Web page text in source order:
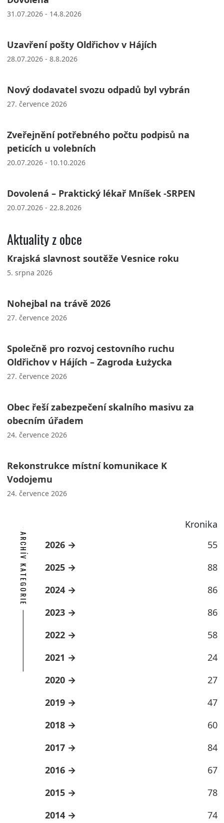
31.07.2026 - 14.8.2026
Uzavření pošty Oldřichov v Hájích
28.07.2026 - 8.8.2026
Nový dodavatel svozu odpadů byl vybrán
27. července 2026
Zveřejnění potřebného počtu podpisů na
peticích u volebních
20.07.2026 - 10.10.2026
Dovolená – Praktický lékař Mníšek -SRPEN
20.07.2026 - 22.8.2026
Aktuality z obce
Krajská slavnost soutěže Vesnice roku
5. srpna 2026
Nohejbal na trávě 2026
27. července 2026
Společně pro rozvoj cestovního ruchu
Oldřichov v Hájích – Zagroda Łużycka
27. července 2026
Obec řeší zabezpečení skalního masivu za
obecním úřadem
24. července 2026
Rekonstrukce místní komunikace K
Vodojemu
24. července 2026
Kronika
ARCHÍV KATEGORIE 2026
55
2025
88
2024
86
2023
86
2022
58
2021
24
2020
27
2019
47
2018
60
2017
84
2016
67
2015
78
2014
74